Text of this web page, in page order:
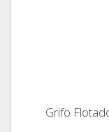
Grifo